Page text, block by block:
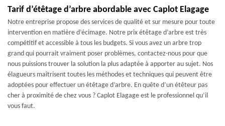
Tarif d’étêtage d’arbre abordable avec Caplot Elagage
Notre entreprise propose des services de qualité et sur mesure pour toute
intervention en matière d’écimage. Notre prix étêtage d’arbre est très
compétitif et accessible à tous les budgets. Si vous avez un arbre trop
grand qui pourrait vraiment poser problèmes, contactez-nous pour que
nous puissions trouver la solution la plus adaptée à apporter au sujet. Nos
élagueurs maîtrisent toutes les méthodes et techniques qui peuvent être
adoptées pour effectuer un étêtage d’arbre. En quête d’un étêteur pas
cher à proximité de chez vous ? Caplot Elagage est le professionnel qu’il
vous faut.